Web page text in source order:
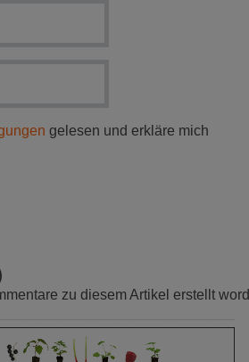
gelesen und erkläre mich
zu diesem Artikel erstellt